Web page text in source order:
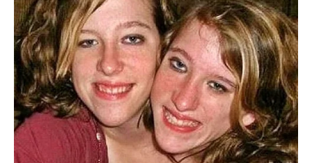
Počinješ da veruješ sebi.
Biraš projekte koji imaju smisao i vrednost.
Učiš da svoje snove uzemljiš.
Univerzum reaguje na ovu promenu i donosi prilike koje
spajaju tvoju kreativnost i stabilnost. Ovo je period u
kojem tvoja intuicija postaje vodič ka konkretnom uspehu.